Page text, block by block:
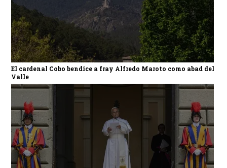
El cardenal Cobo bendice a fray Alfredo Maroto como abad del
Valle